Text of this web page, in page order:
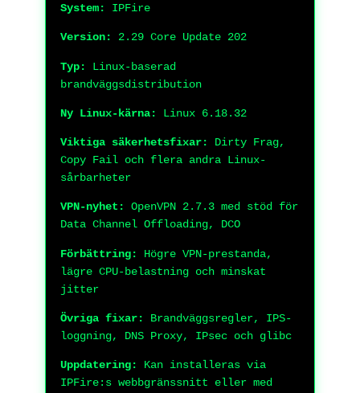
System: IPFire
Version: 2.29 Core Update 202
Typ:
Linux-baserad
brandväggsdistribution
Ny Linux-kärna: Linux 6.18.32
Viktiga säkerhetsfixar:
Dirty Frag,
Copy Fail och flera andra Linux-
sårbarheter
VPN-nyhet:
OpenVPN 2.7.3 med stöd för
Data Channel Offloading, DCO
Förbättring:
Högre VPN-prestanda,
lägre CPU-belastning och minskat
jitter
Övriga fixar:
Brandväggsregler, IPS-
loggning, DNS Proxy, IPsec och glibc
Uppdatering:
Kan installeras via
IPFire:s webbgränssnitt eller med